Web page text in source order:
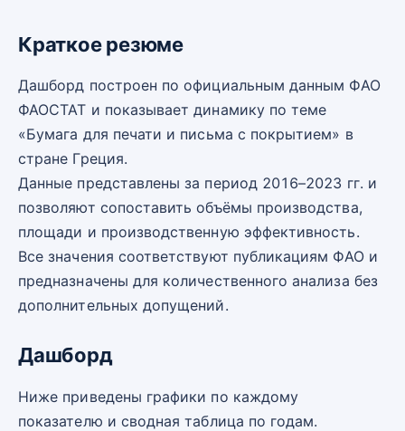
Краткое резюме
Дашборд построен по официальным данным ФАО
ФАОСТАТ и показывает динамику по теме
«Бумага для печати и письма с покрытием» в
стране Греция.
Данные представлены за период 2016–2023 гг. и
позволяют сопоставить объёмы производства,
площади и производственную эффективность.
Все значения соответствуют публикациям ФАО и
предназначены для количественного анализа без
дополнительных допущений.
Дашборд
Ниже приведены графики по каждому
показателю и сводная таблица по годам.